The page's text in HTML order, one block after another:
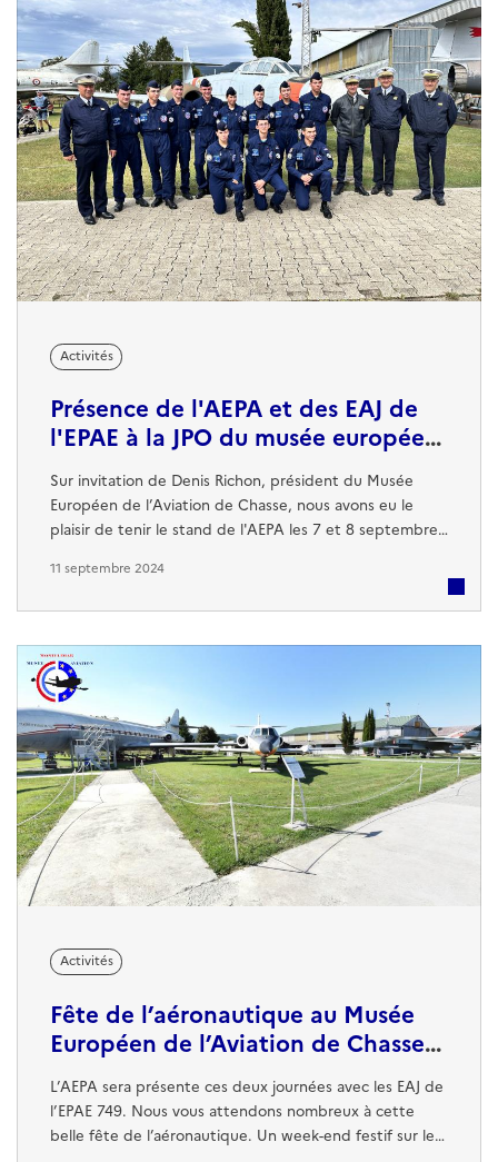
Activités
Présence de l'AEPA et des EAJ de
l'EPAE à la JPO du musée européen
de l'aviation de Montélimar
Sur invitation de Denis Richon, président du Musée
Européen de l’Aviation de Chasse, nous avons eu le
plaisir de tenir le stand de l'AEPA les 7 et 8 septembre
visiteurs curieux sont venus s'informer sur l'École des
école d'exception, à travers ...
11 septembre 2024
Activités
Fête de l’aéronautique au Musée
Européen de l’Aviation de Chasse à
Montélimar les 7 et 8 septembre
L’AEPA sera présente ces deux journées avec les EAJ de
l’EPAE 749. Nous vous attendons nombreux à cette
belle fête de l’aéronautique. Un week-end festif sur le